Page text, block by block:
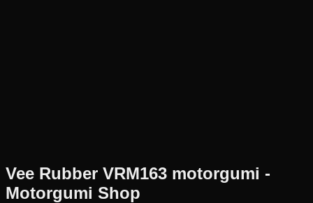
Vee Rubber VRM163 motorgumi -
Motorgumi Shop